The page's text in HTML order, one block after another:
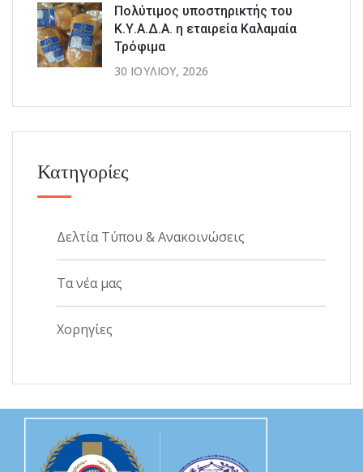
Πολύτιμος υποστηρικτής του
Κ.Υ.Α.Δ.Α. η εταιρεία Καλαμαία
Τρόφιμα
30 ΙΟΥΛΊΟΥ, 2026
Κατηγορίες
Δελτία Τύπου & Ανακοινώσεις
Τα νέα μας
Χορηγίες